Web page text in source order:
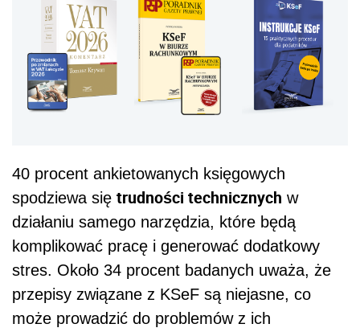
40 procent ankietowanych księgowych
spodziewa się trudności technicznych w
działaniu samego narzędzia, które będą
komplikować pracę i generować dodatkowy
stres. Około 34 procent badanych uważa, że
przepisy związane z KSeF są niejasne, co
może prowadzić do problemów z ich